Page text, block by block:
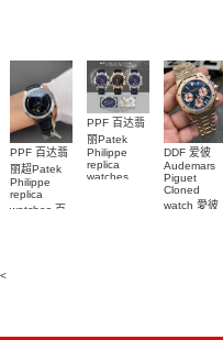
001包金真
钻 腕表
PPF 百达翡
丽超Patek
Philippe
replica
watches 百
PPF 百达翡
丽Patek
Philippe
replica
watches
DDF 爱彼
Audemars
Piguet
Cloned
watch 愛彼
<